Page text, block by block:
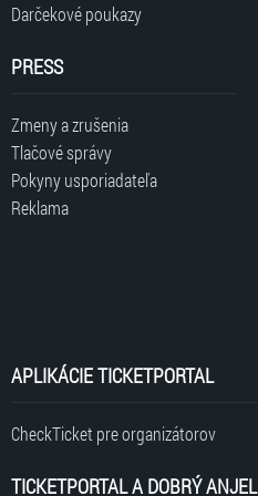
Darčekové poukazy
PRESS
Zmeny a zrušenia
Tlačové správy
Pokyny usporiadateľa
Reklama
APLIKÁCIE TICKETPORTAL
CheckTicket pre organizátorov
TICKETPORTAL A DOBRÝ ANJEL